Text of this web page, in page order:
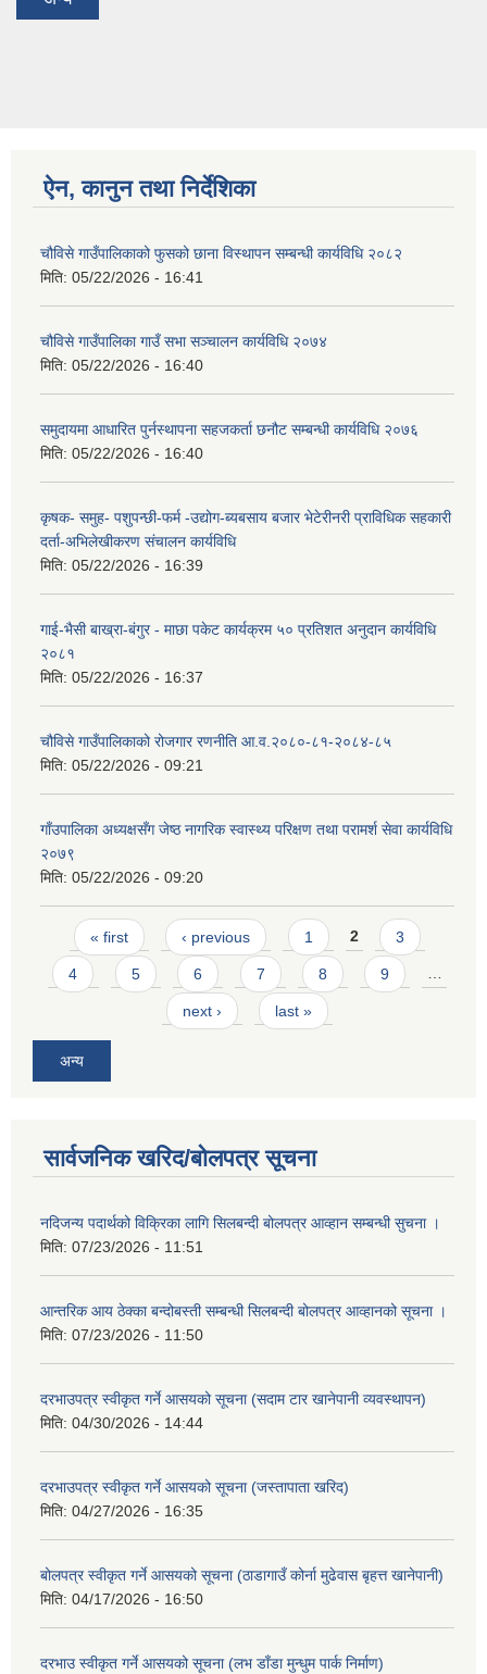
ऐन, कानुन तथा निर्देशिका
चौविसे गाउँपालिकाको फुसको छाना विस्थापन सम्बन्धी कार्यविधि २०८२
मिति: 05/22/2026 - 16:41
चौविसे गाउँपालिका गाउँ सभा सञ्चालन कार्यविधि २०७४
मिति: 05/22/2026 - 16:40
समुदायमा आधारित पुर्नस्थापना सहजकर्ता छनौट सम्बन्धी कार्यविधि २०७६
मिति: 05/22/2026 - 16:40
कृषक- समुह- पशुपन्छी-फर्म -उद्योग-ब्यबसाय बजार भेटेरीनरी प्राविधिक सहकारी
दर्ता-अभिलेखीकरण संचालन कार्यविधि
मिति: 05/22/2026 - 16:39
गाई-भैसी बाख्रा-बंगुर - माछा पकेट कार्यक्रम ५० प्रतिशत अनुदान कार्यविधि
२०८१
मिति: 05/22/2026 - 16:37
चौविसे गाउँपालिकाको रोजगार रणनीति आ.व.२०८०-८१-२०८४-८५
मिति: 05/22/2026 - 09:21
गाँउपालिका अध्यक्षसँग जेष्ठ नागरिक स्वास्थ्य परिक्षण तथा परामर्श सेवा कार्यविधि
२०७९
मिति: 05/22/2026 - 09:20
Pages
« first ‹ previous 1 2 3
4 5 6 7 8 9 …
next › last »
अन्य
सार्वजनिक खरिद/बोलपत्र सूचना
नदिजन्य पदार्थको विक्रिका लागि सिलबन्दी बोलपत्र आव्हान सम्बन्धी सुचना ।
मिति: 07/23/2026 - 11:51
आन्तरिक आय ठेक्का बन्दोबस्ती सम्बन्धी सिलबन्दी बोलपत्र आव्हानको सूचना ।
मिति: 07/23/2026 - 11:50
दरभाउपत्र स्वीकृत गर्ने आसयको सूचना (सदाम टार खानेपानी व्यवस्थापन)
मिति: 04/30/2026 - 14:44
दरभाउपत्र स्वीकृत गर्ने आसयको सूचना (जस्तापाता खरिद)
मिति: 04/27/2026 - 16:35
बोलपत्र स्वीकृत गर्ने आसयको सूचना (ठाडागाउँ कोर्ना मुढेवास बृहत्त खानेपानी)
मिति: 04/17/2026 - 16:50
दरभाउ स्वीकृत गर्ने आसयको सूचना (लभ डाँडा मुन्धुम पार्क निर्माण)